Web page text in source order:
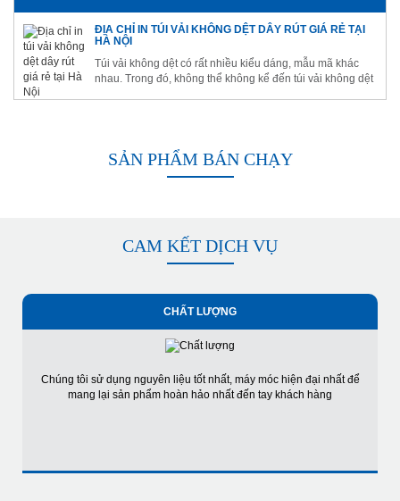
ĐỊA CHỈ IN TÚI VẢI KHÔNG DỆT DÂY RÚT GIÁ RẺ TẠI
HÀ NỘI
Túi vải không dệt có rất nhiều kiểu dáng, mẫu mã khác
nhau. Trong đó, không thể không kể đến túi vải không dệt
SẢN PHẨM BÁN CHẠY
CAM KẾT DỊCH VỤ
CHẤT LƯỢNG
Chúng tôi sử dụng nguyên liệu tốt nhất, máy móc hiện đại nhất để
mang lại sản phẩm hoàn hảo nhất đến tay khách hàng